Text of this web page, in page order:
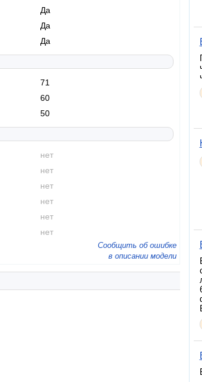
Да
Да
Да
71
60
50
нет
нет
нет
нет
нет
нет
Сообщить об ошибке
в описании модели